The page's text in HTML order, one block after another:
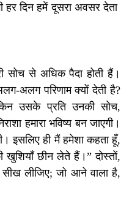
हर दिन हमें दूसरा अवसर देता
सोच से अधिक पैदा होती हैं।
अलग परिणाम क्यों देती है?
उसके प्रति उनकी सोच,
हमारा भविष्य बन जाएगी।
इसलिए ही मैं हमेशा कहता हूँ,
खुशियाँ छीन लेते हैं।” दोस्तों,
सीख लीजिए; जो आने वाला है,